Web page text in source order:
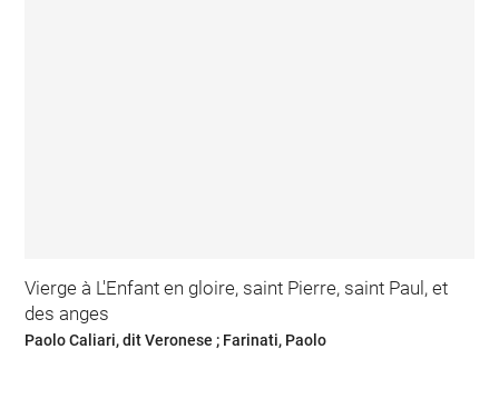
Vierge à L'Enfant en gloire, saint Pierre, saint Paul, et
des anges
Paolo Caliari, dit Veronese ; Farinati, Paolo